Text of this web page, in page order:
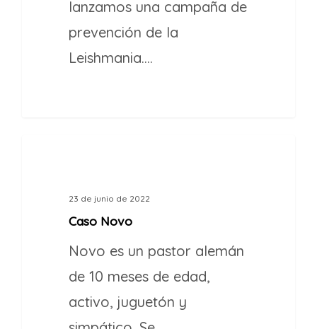
lanzamos una campaña de
prevención de la
Leishmania.…
23 de junio de 2022
Caso Novo
Novo es un pastor alemán
de 10 meses de edad,
activo, juguetón y